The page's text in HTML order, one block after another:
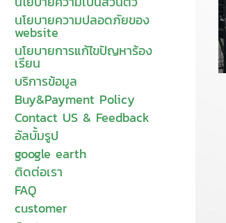
นโยบายความปลอดภัยของ
website
นโยบายการแก้ไขปัญหาร้อง
เรียน
บริการข้อมูล
Buy&Payment Policy
Contact US & Feedback
อัลบั้มรูป
google earth
ติดต่อเรา
FAQ
customer